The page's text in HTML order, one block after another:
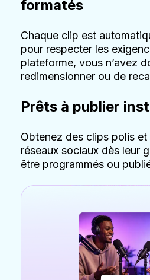
formatés
Chaque clip est
pour respecter les
plateforme, vous n’avez
redimensionner ou de
Prêts à publier
Obtenez des clips polis
réseaux sociaux dès leur
être programmés ou